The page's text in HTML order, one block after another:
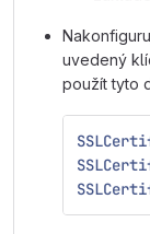
uvedený
použít tyto